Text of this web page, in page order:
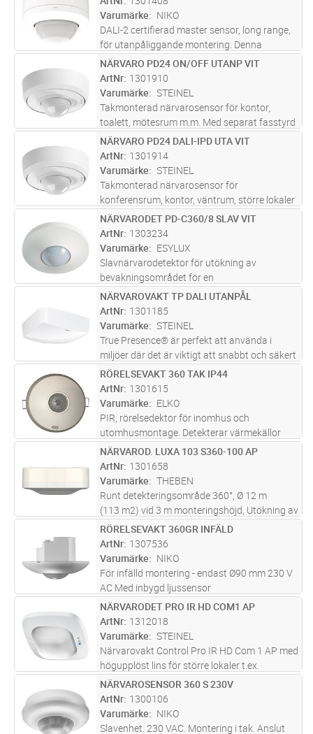
högeffektsrelä. Nollgenomgångskoppling:
Förlängni...läs mer
Varumärke
NIKO
DALI-2 certifierad master sensor, long range,
för utanpåliggande montering. Denna
närvarosensor har lång räckvidd och är en
standard master sensor som uppfyller basala
krav på DALI ljusstyrning i 3 z
ST Lägg i kundvagn
NÄRVARO PD24 ON/OFF UTANP VIT
ArtNr 1301910
Varumärke
STEINEL
Takmonterad närvarosensor för kontor,
toalett, mötesrum m.m. Med separat fasstyrd
tryckknapps-ingång för manuell tänd-släck.
Närvarodetektering (sittande personer) ø7,5
meter, rörelsedetektering (gåe
ST Lägg i kundvagn
NÄRVARO PD24 DALI-IPD UTA VIT
ArtNr 1301914
Varumärke
STEINEL
Takmonterad närvarosensor för
konferensrum, kontor, väntrum, större lokaler
etc. Närvarodetektering (sittande personer)
ø7,5 meter, rörelsedetektering (gående
personer) ø24,5 meter. Optimal
montagehö...läs mer
ST Lägg i kundvagn
NÄRVARODET PD-C360/8 SLAV VIT
ArtNr 1303234
Varumärke
ESYLUX
Slavnärvarodetektor för utökning av
bevakningsområdet för en
masternärvarodetektor med 360°
bevakningsområde för takmontering
Räckvidd upp till 8 m i diameter för
systemutökning till låg kostnad med...läs mer
ST Lägg i kundvagn
NÄRVAROVAKT TP DALI UTANPÅL
ArtNr 1301185
Varumärke
STEINEL
True Presence® är perfekt att använda i
miljöer där det är viktigt att snabbt och säkert
detektera närvaro, allt från universitetets
stora hörsal till vårdcentralens väntrum.
Sensorn detekterar närva
ST Lägg i kundvagn
RÖRELSEVAKT 360 TAK IP44
ArtNr 1301615
Varumärke
ELKO
PIR, rörelsedektor för inomhus och
utomhusmontage. Detekterar värmekällor
som rör sig inom övervakningsområdet och
kan tända en lampa under en tidsperiod.
Startar på nytt varje gång en rörelse
detekt...läs mer
ST Lägg i kundvagn
NÄRVAROD. LUXA 103 S360-100 AP
ArtNr 1301658
Varumärke
THEBEN
Runt detekteringsområde 360°, Ø 12 m
(113 m2) vid 3 m monteringshöjd, Utökning av
detekteringsområdet genom parallell-
omkoppling, maximalt 8 detektorer kan
kopplas parallellt, Anslutning med
väggdete...läs mer
ST Lägg i kundvagn
RÖRELSEVAKT 360GR INFÄLD
ArtNr 1307536
Varumärke
NIKO
För infälld montering - endast Ø90 mm 230 V
AC Med inbygd ljussensor
Detekteringsområde 360° Räckvidd 12 meter
(vid monteringshöjd 4 m) Tidsfördröjning upp
till 30 min. Ändring av inställningar via I
mer
ST Lägg i kundvagn
NÄRVARODET PRO IR HD COM1 AP
ArtNr 1312018
Varumärke
STEINEL
Närvarovakt Control Pro IR HD Com 1 AP med
högupplöst lins för större lokaler t.ex.
klassrum, gymnastiksal, konferensrum, större
kontor, matsal. Kvadratiskt
bevakningsområde med närvarodetektering
8x...läs mer
ST Lägg i kundvagn
NÄRVAROSENSOR 360 S 230V
ArtNr 1300106
Varumärke
NIKO
Slavenhet. 230 VAC. Montering i tak. Anslut